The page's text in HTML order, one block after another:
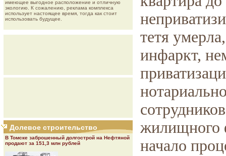
имеющее выгодное расположение и отличную
экологию. К сожалению, реклама комплекса
использует настоящее время, тогда как стоит
использовать будущее.
Долевое строительство
В Томске заброшенный долгострой на Нефтяной
продают за 151,3 млн рублей
тетя
инфаркт,
жилищного
начало